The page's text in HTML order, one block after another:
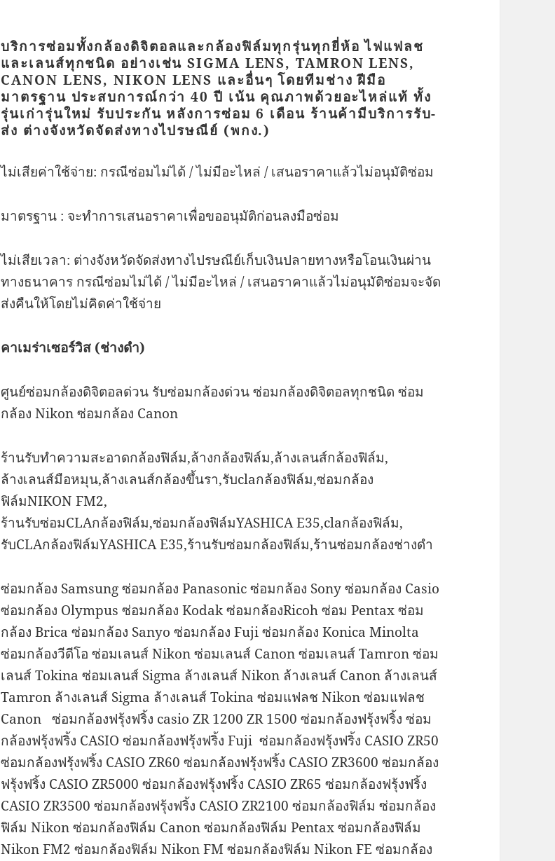
บริการซ่อมทั้งกล้องดิจิตอลและกล้องฟิล์มทุกรุ่นทุกยี่ห้อ ไฟแฟลช
และเลนส์ทุกชนิด อย่างเช่น SIGMA LENS, TAMRON LENS,
CANON LENS, NIKON LENS และอื่นๆ โดยทีมช่าง ฝีมือ
มาตรฐาน ประสบการณ์กว่า 40 ปี เน้น คุณภาพด้วยอะไหล่แท้ ทั้ง
รุ่นเก่ารุ่นใหม่ รับประกัน หลังการซ่อม 6 เดือน ร้านค้ามีบริการรับ-
ส่ง ต่างจังหวัดจัดส่งทางไปรษณีย์ (พกง.)
ไม่เสียค่าใช้จ่าย: กรณีซ่อมไม่ได้ / ไม่มีอะไหล่ / เสนอราคาแล้วไม่อนุมัติซ่อม
มาตรฐาน : จะทำการเสนอราคาเพื่อขออนุมัติก่อนลงมือซ่อม
ไม่เสียเวลา: ต่างจังหวัดจัดส่งทางไปรษณีย์เก็บเงินปลายทางหรือโอนเงินผ่าน
ทางธนาคาร กรณีซ่อมไม่ได้ / ไม่มีอะไหล่ / เสนอราคาแล้วไม่อนุมัติซ่อมจะจัด
ส่งคืนให้โดยไม่คิดค่าใช้จ่าย
คาเมร่าเซอร์วิส (ช่างดำ)
ศูนย์ซ่อมกล้องดิจิตอลด่วน รับซ่อมกล้องด่วน ซ่อมกล้องดิจิตอลทุกชนิด ซ่อม
กล้อง Nikon ซ่อมกล้อง Canon
ร้านรับทำความสะอาดกล้องฟิล์ม,ล้างกล้องฟิล์ม,ล้างเลนส์กล้องฟิล์ม,
ล้างเลนส์มือหมุน,ล้างเลนส์กล้องขึ้นรา,รับclaกล้องฟิล์ม,ซ่อมกล้อง
ฟิล์มNIKON FM2,
ร้านรับซ่อมCLAกล้องฟิล์ม,ซ่อมกล้องฟิล์มYASHICA E35,claกล้องฟิล์ม,
รับCLAกล้องฟิล์มYASHICA E35,ร้านรับซ่อมกล้องฟิล์ม,ร้านซ่อมกล้องช่างดำ
ซ่อมกล้อง Samsung ซ่อมกล้อง Panasonic ซ่อมกล้อง Sony ซ่อมกล้อง Casio
ซ่อมกล้อง Olympus ซ่อมกล้อง Kodak ซ่อมกล้องRicoh ซ่อม Pentax ซ่อม
กล้อง Brica ซ่อมกล้อง Sanyo ซ่อมกล้อง Fuji ซ่อมกล้อง Konica Minolta
ซ่อมกล้องวีดีโอ ซ่อมเลนส์ Nikon ซ่อมเลนส์ Canon ซ่อมเลนส์ Tamron ซ่อม
เลนส์ Tokina ซ่อมเลนส์ Sigma ล้างเลนส์ Nikon ล้างเลนส์ Canon ล้างเลนส์
Tamron ล้างเลนส์ Sigma ล้างเลนส์ Tokina ซ่อมแฟลช Nikon ซ่อมแฟลช
Canon ซ่อมกล้องฟรุ้งฟริ้ง casio ZR 1200 ZR 1500 ซ่อมกล้องฟรุ้งฟริ้ง ซ่อม
กล้องฟรุ้งฟริ้ง CASIO ซ่อมกล้องฟรุ้งฟริ้ง Fuji ซ่อมกล้องฟรุ้งฟริ้ง CASIO ZR50
ซ่อมกล้องฟรุ้งฟริ้ง CASIO ZR60 ซ่อมกล้องฟรุ้งฟริ้ง CASIO ZR3600 ซ่อมกล้อง
ฟรุ้งฟริ้ง CASIO ZR5000 ซ่อมกล้องฟรุ้งฟริ้ง CASIO ZR65 ซ่อมกล้องฟรุ้งฟริ้ง
CASIO ZR3500 ซ่อมกล้องฟรุ้งฟริ้ง CASIO ZR2100 ซ่อมกล้องฟิล์ม ซ่อมกล้อง
ฟิล์ม Nikon ซ่อมกล้องฟิล์ม Canon ซ่อมกล้องฟิล์ม Pentax ซ่อมกล้องฟิล์ม
Nikon FM2 ซ่อมกล้องฟิล์ม Nikon FM ซ่อมกล้องฟิล์ม Nikon FE ซ่อมกล้อง